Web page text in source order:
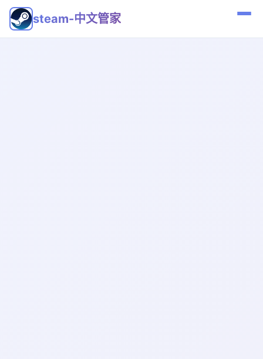
steam-中文管家